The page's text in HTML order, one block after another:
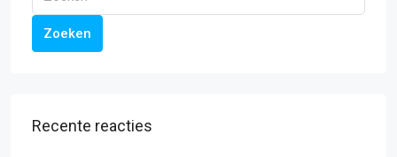
Zoeken
Recente reacties